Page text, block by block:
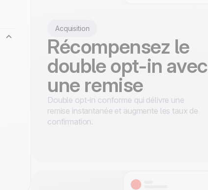
Acquisition
Récompensez le
double opt-in avec
une remise
Double opt-in conforme qui délivre une
remise instantanée et augmente les taux de
confirmation.